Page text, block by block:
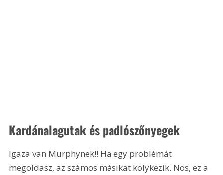
Kardánalagutak és padlószőnyegek
Igaza van Murphynek!! Ha egy problémát
megoldasz, az számos másikat kölykezik. Nos, ez a